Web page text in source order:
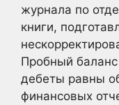
журнала по
книги,
Пробный
дебеты равны
финансовых